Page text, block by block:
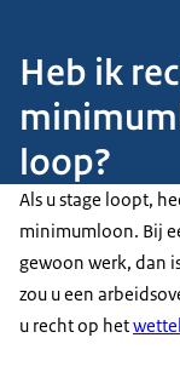
Heb ik
loop?
Als u stage loopt,
minimumloon. Bij
gewoon werk, dan
zou u een
u recht op het